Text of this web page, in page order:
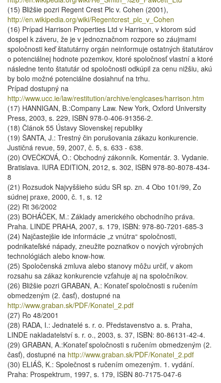
(15) Bližšie pozri Regent Crest Plc v. Cohen (2001),
http://en.wikipedia.org/wiki/Regentcrest_plc_v_Cohen
(16) Prípad Harrison Properties Ltd v Harrison, v ktorom súd
dospel k záveru, že je v jednoznačnom rozpore so záujmami
spoločnosti keď štatutárny orgán neinformuje ostatných štatutárov
o potenciálnej hodnote pozemkov, ktoré spoločnosť vlastní a ktoré
následne tento štatutár od spoločnosti odkúpil za cenu nižšiu, akú
by bolo možné potenciálne dosiahnuť na trhu.
Prípad dostupný na
http://www.ucc.ie/law/restitution/archive/englcases/harrison.htm
(17) HANNIGAN, B.:Company Law. New York, Oxford University
Press, 2003, s. 229, ISBN 978-0-406-91356-2.
(18) Článok 55 Ústavy Slovenskej republiky
(19) ŠANTA, J.: Trestný čin porušovania zákazu konkurencie.
Justičná revue, 59, 2007, č. 5, s. 633 - 638.
(20) OVEČKOVÁ, O.: Obchodný zákonník. Komentár. 3. Vydanie.
Bratislava. IURA EDITION, 2012, s. 302, ISBN 978-80-8078-434-
8
(21) Rozsudok Najvyššieho súdu SR sp. zn. 4 Obo 101/99, Zo
súdnej praxe, 2000, č. 1, s. 12
(22) Rt 36/2002
(23) BOHÁČEK, M.: Základy amerického obchodního práva.
Praha. LINDE PRAHA, 2007, s. 179, ISBN: 978-80-7201-685-3
(24) Najčastejšie ide informácie „z vnútra“ spoločnosti,
podnikateľské nápady, zneužite poznatkov o nových výrobných
technológiách alebo know-how.
(25) Spoločenská zmluva alebo stanovy môžu určiť, v akom
rozsahu sa zákaz konkurencie vzťahuje aj na spoločníkov.
(26) Bližšie pozri GRABAN, A.: Konateľ spoločnosti s ručením
obmedzeným (2. časť), dostupné na
http://www.graban.sk/PDF/Konatel_2.pdf
(27) Ro 48/2001
(28) RADA, I.: Jednatelé s. r. o. Představenstvo a. s. Praha,
LINDE nakladatelství s. r. o., 2003, s. 37, ISBN: 80-86131-42-4.
(29) GRABAN, A.:Konateľ spoločnosti s ručením obmedzeným (2.
časť), dostupné na http://www.graban.sk/PDF/Konatel_2.pdf
(30) ELIÁŠ, K.: Společnost s ručením omezeným. 1. vydání.
Praha: Prospektrum, 1997, s. 179, ISBN 80-7175-047-6